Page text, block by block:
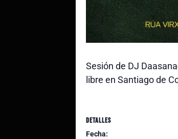
Sesión de DJ
libre en Santiago de
DETALLES
Fecha: